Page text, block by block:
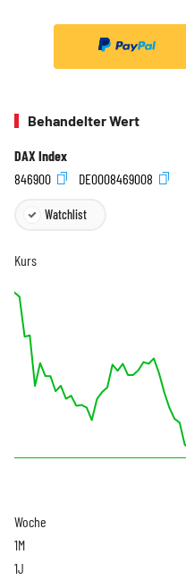
Behandelter Wert
DAX Index
846900
DE0008469008
Watchlist
Kurs
Woche
1M
1J